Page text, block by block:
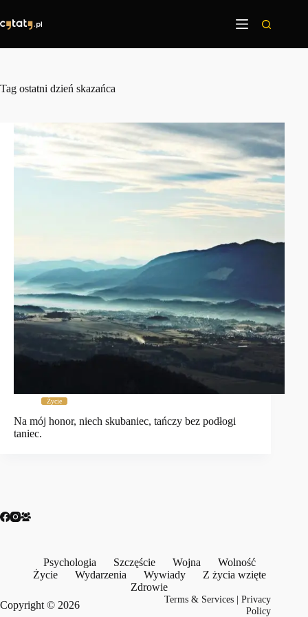
treści
Tag ostatni dzień skazańca
Życie
Na mój honor, niech skubaniec, tańczy bez podłogi
taniec.
Psychologia Szczęście Wojna
Wolność
Życie
Wydarzenia Wywiady
Z życia wzięte
Zdrowie
Copyright © 2026
Terms & Services |Privacy
Policy